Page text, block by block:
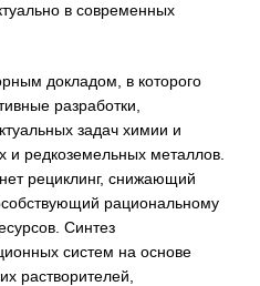
в современных
докладом, в которого
разработки,
задач химии и
и редкоземельных металлов.
рециклинг, снижающий
рациональному
Синтез
систем на основе
растворителей,